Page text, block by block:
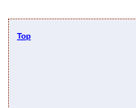
Top